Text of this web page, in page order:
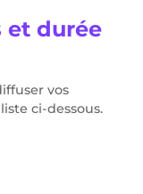
et durée
vos
ci-dessous.